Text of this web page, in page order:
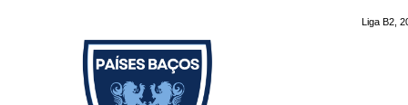
Liga B2,